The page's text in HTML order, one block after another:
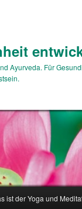
Ayurveda. Für
ist der Yoga und